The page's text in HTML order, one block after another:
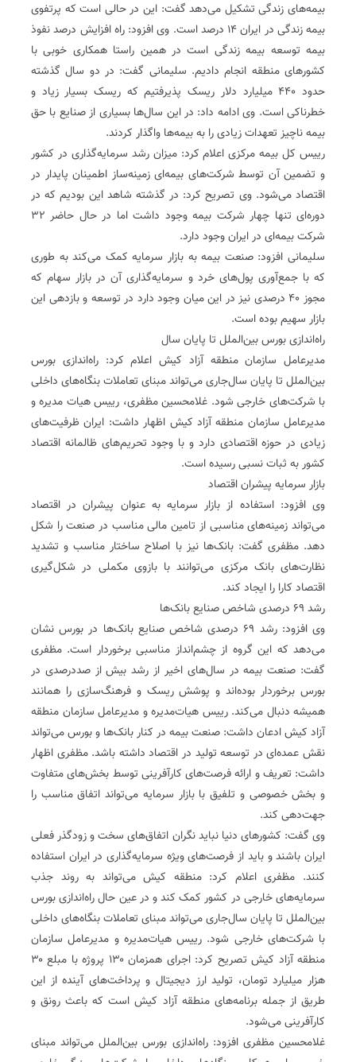
بیمه‌های زندگی تشکیل می‌دهد گفت: این در حالی است که پرتفوی
بیمه زندگی در ایران ۱۴ درصد است. وی افزود: راه افزایش درصد نفوذ
بیمه توسعه بیمه زندگی است در همین راستا همکاری خوبی با
کشورهای منطقه انجام دادیم. سلیمانی گفت: در دو سال گذشته
حدود ۴۴۰ میلیارد دلار ریسک پذیرفتیم که ریسک بسیار زیاد و
خطرناکی است. وی ادامه داد: در این سال‌ها بسیاری از صنایع با حق
بیمه ناچیز تعهدات زیادی را به بیمه‌ها واگذار کردند.
رییس کل بیمه مرکزی اعلام کرد: میزان رشد سرمایه‌گذاری در کشور
و تضمین آن توسط شرکت‌های بیمه‌ای زمینه‌ساز اطمینان پایدار در
اقتصاد می‌شود. وی تصریح کرد: در گذشته شاهد این بودیم که در
دوره‌ای تنها چهار شرکت بیمه وجود داشت اما در حال حاضر ۳۲
شرکت بیمه‌ای در ایران وجود دارد.
سلیمانی افزود: صنعت بیمه به بازار سرمایه کمک می‌کند به طوری
که با جمع‌آوری پول‌های خرد و سرمایه‌گذاری آن در بازار سهام که
مجوز ۴۰ درصدی نیز در این ‌میان وجود دارد در توسعه و بازدهی این
بازار سهیم بوده است‌.
راه‌اندازی بورس بین‌الملل تا پایان سال
مدیرعامل سازمان منطقه آزاد کیش اعلام کرد: راه‌اندازی بورس
بین‌الملل تا پایان سال‌جاری می‌تواند مبنای تعاملات بنگاه‌های داخلی
با شرکت‌های خارجی شود. غلامحسین مظفری، رییس هیات مدیره و
مدیرعامل سازمان منطقه آزاد کیش اظهار داشت: ایران ظرفیت‌های
زیادی در حوزه اقتصادی دارد و با وجود تحریم‌های ظالمانه اقتصاد
کشور به ثبات نسبی رسیده است.
بازار سرمایه پیشران اقتصاد
وی افزود: استفاده از بازار سرمایه به عنوان پیشران در اقتصاد
می‌تواند زمینه‌های مناسبی از تامین مالی مناسب در صنعت را شکل
دهد. مظفری گفت: بانک‌ها نیز با اصلاح ساختار مناسب و تشدید
نظارت‌های بانک مرکزی می‌توانند با بازوی مکملی در شکل‌گیری
اقتصاد کارا را ایجاد کند.
رشد ۶۹ درصدی شاخص صنایع بانک‌ها
وی افزود: رشد ۶۹ درصدی شاخص صنایع بانک‌ها در بورس نشان
می‌دهد که این گروه از چشم‌انداز مناسبی برخوردار است. مظفری
گفت: صنعت بیمه در سال‌های اخیر از رشد بیش از صددرصدی در
بورس برخوردار بوده‌اند و پوشش ریسک و فرهنگ‌سازی را همانند
همیشه دنبال می‌کند. رییس هیات‌مدیره و مدیرعامل سازمان منطقه
آزاد کیش ادعان داشت: صنعت بیمه در کنار بانک‌ها و بورس می‌تواند
نقش عمده‌ای در توسعه تولید در اقتصاد داشته باشد. مظفری اظهار
داشت: تعریف و ارائه فرصت‌های کارآفرینی توسط بخش‌های متفاوت
و بخش خصوصی و تلفیق با بازار سرمایه می‌تواند اتفاق مناسب را
جهت‌دهی کند.
وی گفت: کشورهای دنیا نباید نگران اتفاق‌های سخت و زودگذر فعلی
ایران باشند و باید از فرصت‌های ویژه سرمایه‌گذاری در ایران استفاده
کنند. مظفری اعلام کرد: منطقه کیش می‌تواند به روند جذب
سرمایه‌های خارجی در کشور کمک کند و در عین حال راه‌اندازی بورس
بین‌الملل تا پایان سال‌جاری می‌تواند مبنای تعاملات بنگاه‌های داخلی
با شرکت‌های خارجی شود. رییس هیات‌مدیره و مدیرعامل سازمان
منطقه آزاد کیش تصریح کرد: اجرای همزمان ۱۳۰ پروژه با مبلع ۳۰
هزار میلیارد تومان، تولید ارز دیجیتال و پرداخت‌های آینده از این
طریق از جمله برنامه‌های منطقه آزاد کیش است که باعث رونق و
کارآفرینی می‌شود.
غلامحسین مظفری افزود: راه‌اندازی بورس بین‌الملل می‌تواند مبنای